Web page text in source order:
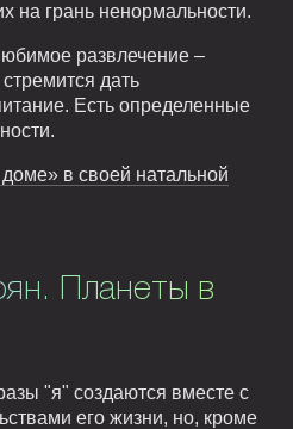
на грань ненормальности.
развлечение –
дать
Есть определенные
в своей натальной
Планеты в
"я" создаются вместе с
его жизни, но, кроме